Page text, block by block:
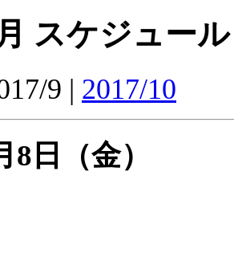
スケジュール
9 | 2017/10
8日（金）